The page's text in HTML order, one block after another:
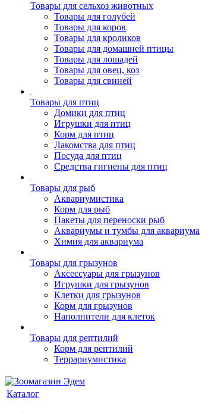
Товары для сельхоз животных
Товары для голубей
Товары для коров
Товары для кроликов
Товары для домашней птицы
Товары для лошадей
Товары для овец, коз
Товары для свиней
Товары для птиц
Домики для птиц
Игрушки для птиц
Корм для птиц
Лакомства для птиц
Посуда для птиц
Средства гигиены для птиц
Товары для рыб
Аквариумистика
Корм для рыб
Пакеты для переноски рыб
Аквариумы и тумбы для аквариума
Химия для аквариума
Товары для грызунов
Аксессуары для грызунов
Игрушки для грызунов
Клетки для грызунов
Корм для грызунов
Наполнители для клеток
Товары для рептилий
Корм для рептилий
Террариумистика
Каталог